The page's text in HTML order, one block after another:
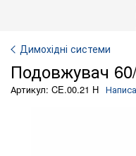
Димохідні системи
Подовжувач
Артикул: CE.00.21 H